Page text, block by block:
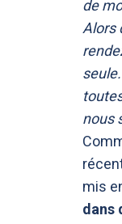
de
Alors
nous
mis
dans